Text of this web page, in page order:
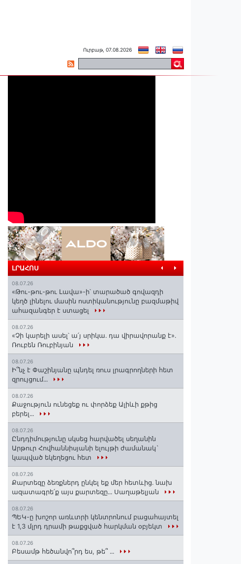
Ուրբաթ, 07.08.2026
ԼՐԱՀՈՍ
08.07.26
«Թու-թու-թու Լավա»-ի՝ տարածած գովազդի
կեղծ լինելու մասին ոստիկանությունը բազմաթիվ
ահազանգեր է ստացել
08.07.26
«Չի կարելի ասել՝ ա՛յ սրիկա․ դա վիրավորանք է»․
Ռուբեն Ռուբինյան
08.07.26
Ի՞նչ է Փաշինյանը պնդել ռուս լրագրողների հետ
զրույցում․․․
08.07.26
Քաջություն ունեցեք ու փորձեք Ալիևի քթից
բերել․․․
08.07.26
Ընդդիմությունը սկսեց հարվածել սեղանին
Արթուր Հովհաննիսյանի ելույթի ժամանակ`
կապված եկեղեցու հետ
08.07.26
Քարտեզը ձեռքներդ ընկել եք մեր հետևից․ նախ
ազատագրե՛ք այս քարտեզը․․․ Սաղաթելյան
08.07.26
ՊԵԿ-ը խոշոր առևտրի կենտրոնում բացահայտել
է 1,3 մլրդ դրամի թաքցված հարկման օբյեկտ
08.07.26
Բեսամթ հեծանվո՞րդ ես, թե՞ ․․․